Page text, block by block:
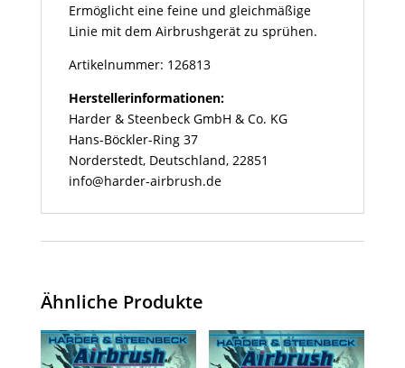
MengeErmöglicht eine feine und gleichmäßige
Linie mit dem Airbrushgerät zu sprühen.
Artikelnummer: 126813
Herstellerinformationen:
Harder & Steenbeck GmbH & Co. KG
Hans-Böckler-Ring 37
Norderstedt, Deutschland, 22851
info@harder-airbrush.de
Ähnliche Produkte